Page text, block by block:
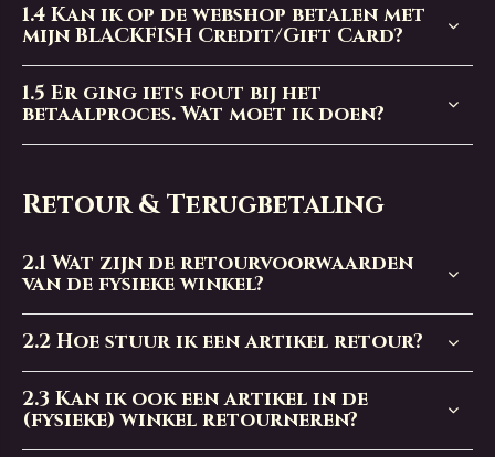
1.4 Kan ik op de webshop betalen met
mijn BLACKFISH Credit/Gift Card?
1.5 Er ging iets fout bij het
betaalproces. Wat moet ik doen?
Retour & Terugbetaling
2.1 Wat zijn de retourvoorwaarden
van de fysieke winkel?
2.2 Hoe stuur ik een artikel retour?
2.3 Kan ik ook een artikel in de
(fysieke) winkel retourneren?